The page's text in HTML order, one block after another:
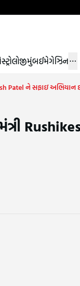
મુંબઈમેગેઝિન
Patel ને સફાઇ અભિયાન